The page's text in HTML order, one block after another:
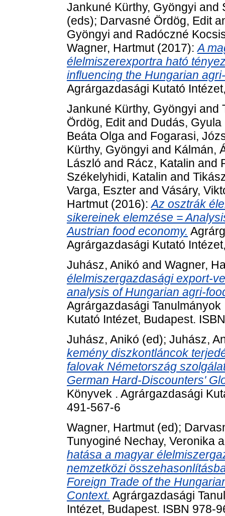
Jankuné Kürthy, Gyöngyi and
(eds); Darvasné Ördög, Edit
Gyöngyi and Radóczné
Wagner, Hartmut(2017):A
élelmiszerexportra ható
influencing the Hungarian
Agrárgazdasági Kutató
Jankuné Kürthy, Gyöngyi and
Ördög, Editand Dudás, Gyula
Beáta Olga and Fogarasi,
Kürthy, Gyöngyi and Kálmán,
László and Rácz, Katalin and
Székelyhidi, Katalin and
Varga, Eszter and Vásáry,
Hartmut(2016):Az osztrák
sikereinek elemzése =
Austrian food economy.
Agrárgazdasági Kutató
Juhász, Anikó and Wagner,
élelmiszergazdasági export-
analysis of Hungarian agri-
Agrárgazdasági
Kutató Intézet, Budapest.
Juhász, Anikó (ed); Juhász,
kemény diszkontláncok
falovak Németország
German Hard-Discounters'
Könyvek . Agrárgazdasági
491-567-6
Wagner, Hartmut(ed);
Tunyoginé Nechay, Veronika
hatása a magyar
nemzetközi
Foreign Trade of the
Context. Agrárgazdasági
Intézet, Budapest. ISBN 978-